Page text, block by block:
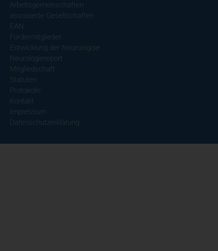
Arbeitsgemeinschaften
assoziierte Gesellschaften
EAN
Fördermitglieder
Entwicklung der Neurologoie
Neurologiereport
Mitgliedschaft
Statuten
Protokolle
Kontakt
Impressum
Datenschutzerklärung